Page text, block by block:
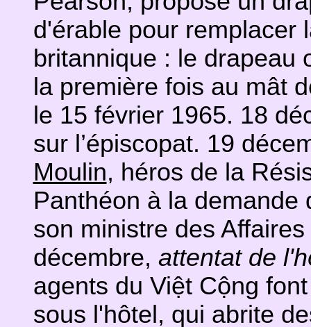
d'érable pour remplacer
britannique : le drapeau
la première fois au mât
le 15 février 1965. 18
sur l’épiscopat. 19
Moulin, héros de la
Panthéon à la demande
son ministre des
décembre, attentat de
agents du Việt Cộng
sous l'hôtel, qui abrite